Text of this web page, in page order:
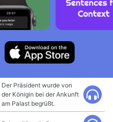
Der Präsident wurde von
der Königin bei der Ankunft
am Palast begrüßt.